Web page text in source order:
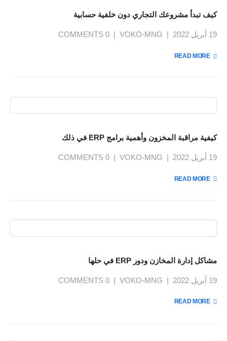
كيف تبدأ مشروعك التجاري دون خلفية حسابية
19 أبريل 2022 VOKO-MNG
0 COMMENTS
READ MORE +
كيفية مراقبة المخزون وأهمية برامج ERP في ذلك
19 أبريل 2022 VOKO-MNG
0 COMMENTS
READ MORE +
مشاكل إدارة المخازن ودور ERP في حلها
19 أبريل 2022 VOKO-MNG
0 COMMENTS
READ MORE +